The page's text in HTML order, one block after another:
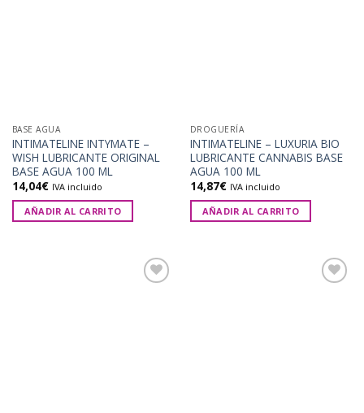
BASE AGUA
INTIMATELINE INTYMATE –
WISH LUBRICANTE ORIGINAL
BASE AGUA 100 ML
14,04€ IVA incluido
AÑADIR AL CARRITO
DROGUERÍA
INTIMATELINE – LUXURIA BIO
LUBRICANTE CANNABIS BASE
AGUA 100 ML
14,87€ IVA incluido
AÑADIR AL CARRITO